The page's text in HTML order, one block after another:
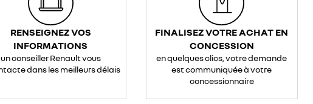
RENSEIGNEZ VOS
INFORMATIONS
un conseiller Renault vous
dans les meilleurs délais
FINALISEZ VOTRE ACHAT EN
CONCESSION
en quelques clics, votre demande
est communiquée à votre
concessionnaire